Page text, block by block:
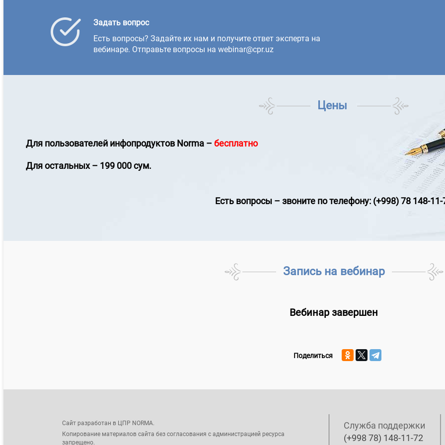
Задать вопрос
Есть вопросы? Задайте их нам и получите ответ эксперта на
вебинаре. Отправьте вопросы на webinar@cpr.uz
Цены
Для пользователей инфопродуктов Norma – бесплатно
Для остальных – 199 000 сум.
Есть вопросы – звоните по телефону: (+998) 78 148-11-
Запись на вебинар
Вебинар завершен
Поделиться
Сайт разработан в ЦПР NORMA.
Копирование материалов сайта без согласования с администрацией ресурса
запрещено.
Служба поддержки
(+998 78) 148-11-72